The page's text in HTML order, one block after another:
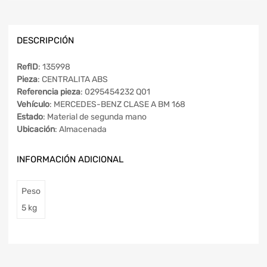
DESCRIPCIÓN
RefID: 135998
Pieza: CENTRALITA ABS
Referencia pieza: 0295454232 Q01
Vehículo: MERCEDES-BENZ CLASE A BM 168
Estado: Material de segunda mano
Ubicación: Almacenada
INFORMACIÓN ADICIONAL
Peso
5 kg